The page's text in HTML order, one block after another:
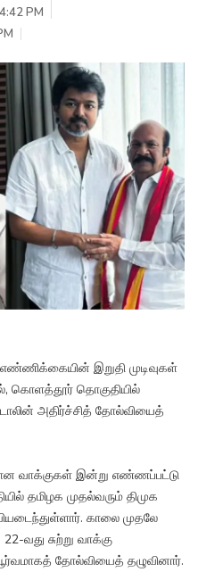
PM
இறுதி முடிவுகள்
கொளத்தூர் தொகுதியில்
அதிர்ச்சித் தோல்வியைத்
வாக்குகள் இன்று எண்ணப்பட்டு
தமிழக முதல்வரும் திமுக
காலை முதலே
வது சுற்று வாக்கு
தோல்வியைத் தழுவினார்.